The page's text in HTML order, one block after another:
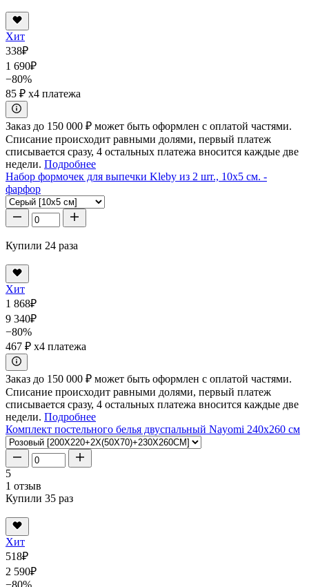
Хит
338₽
1 690₽
−80%
85 ₽ x4 платежа
Заказ до 150 000 ₽ может быть оформлен с оплатой частями.
Списание происходит равными долями, первый платеж
списывается сразу, 4 остальных платежа вносится каждые две
недели. Подробнее
Набор формочек для выпечки Kleby из 2 шт., 10x5 см. -
фарфор
Купили 24 раза
Хит
1 868₽
9 340₽
−80%
467 ₽ x4 платежа
Заказ до 150 000 ₽ может быть оформлен с оплатой частями.
Списание происходит равными долями, первый платеж
списывается сразу, 4 остальных платежа вносится каждые две
недели. Подробнее
Комплект постельного белья двуспальный Nayomi 240x260 см
5
1 отзыв
Купили 35 раз
Хит
518₽
2 590₽